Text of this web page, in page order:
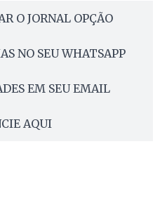
O JORNAL OPÇÃO
NO SEU WHATSAPP
EM SEU EMAIL
AQUI